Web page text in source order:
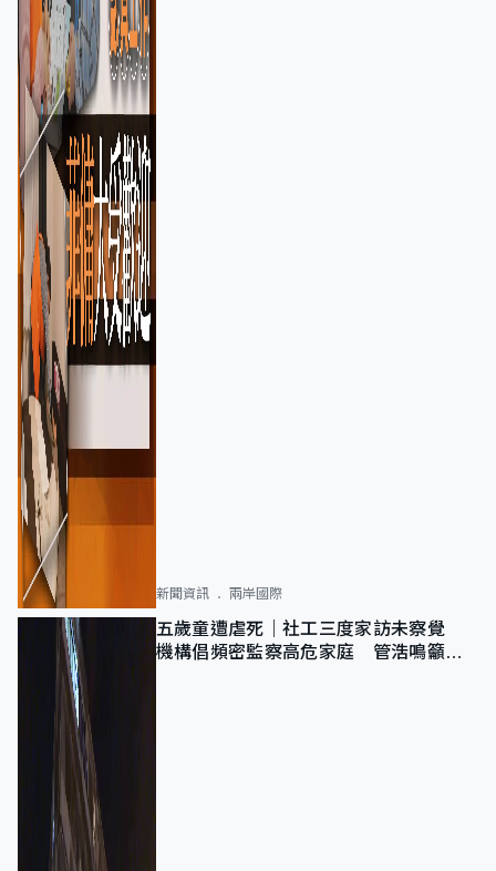
新聞資訊 兩岸國際
五歲童遭虐死｜社工三度家訪未察覺
機構倡頻密監察高危家庭 管浩鳴籲加